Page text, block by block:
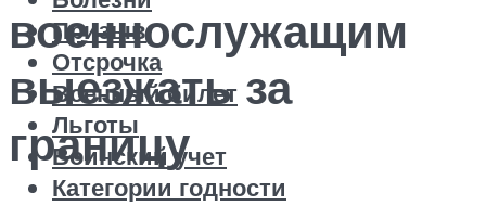
Призыв
Отсрочка
Военный билет
Льготы
Воинский учет
Категории годности
военнослужащим
выезжать за
границу